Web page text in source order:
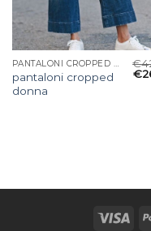
PANTALONI CROPPED DONNA
pantaloni cropped
donna
€
€